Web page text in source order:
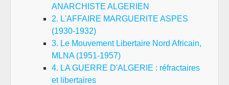
ANARCHISTE ALGERIEN
2. L'AFFAIRE MARGUERITE ASPES
(1930-1932)
3. Le Mouvement Libertaire Nord Africain,
MLNA (1951-1957)
4. LA GUERRE D'ALGERIE : réfractaires
et libertaires